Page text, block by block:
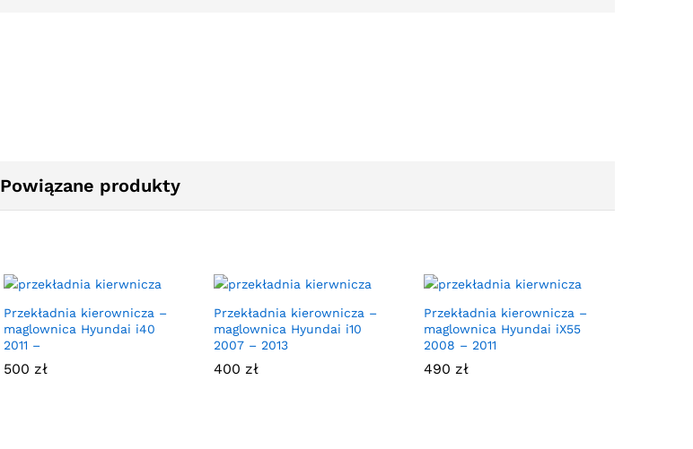
Powiązane produkty
Przekładnia kierownicza –
maglownica Hyundai i40
2011 –
500 zł
Przekładnia kierownicza –
maglownica Hyundai i10
2007 – 2013
400 zł
Przekładnia kierownicza –
maglownica Hyundai iX55
2008 – 2011
490 zł